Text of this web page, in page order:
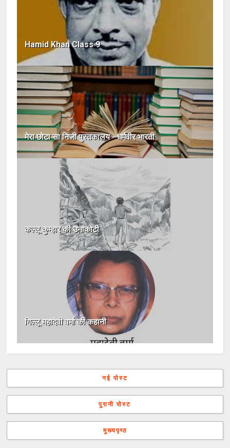
Hamid Khan Class 9
मेरा छोटा सा निजी पुस्तकालय - धर्मवीर भारती
कल्लू कुम्हार की उनाकोटी
गिल्लू महादेवी वर्मा की कहानी
नई पोस्ट
पुरानी पोस्ट
मुख्यपृष्ठ